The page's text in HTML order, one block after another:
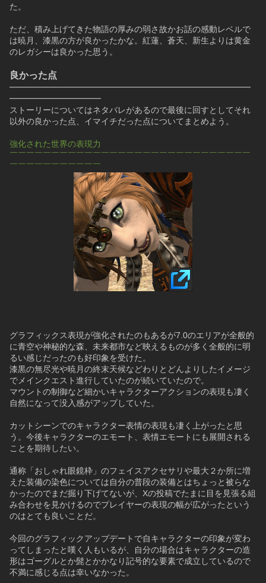
た。
ただ、積み上げてきた物語の厚みの弱さ故かお話の感動レベルで
は暁月、漆黒の方が良かったかな。紅蓮、蒼天、新生よりは黄金
のレガシーは良かった思う。
良かった点
━━━━━━━━━━━━━━━━━━━━━━━━━━━━━
━━━━━━━━━━━
ストーリーについてはネタバレがあるので最後に回すとしてそれ
以外の良かった点、イマイチだった点についてまとめよう。
強化された世界の表現力
￣￣￣￣￣￣￣￣￣￣￣￣￣￣￣￣￣￣￣￣￣￣￣￣￣￣￣￣￣
￣￣￣￣￣￣￣￣￣￣￣
グラフィックス表現が強化されたのもあるが7.0のエリアが全般的
に青空や神秘的な森、未来都市など映えるものが多く全般的に明
るい感じだったのも好印象を受けた。
漆黒の無尽光や暁月の終末天候などわりとどんよりしたイメージ
でメインクエスト進行していたのが続いていたので。
マウントの制御など細かいキャラクターアクションの表現も凄く
自然になって没入感がアップしていた。
カットシーンでのキャラクター表情の表現も凄く上がったと思
う。今後キャラクターのエモート、表情エモートにも展開される
ことを期待したい。
通称「おしゃれ眼鏡枠」のフェイスアクセサリや最大２か所に増
えた装備の染色については自分の普段の装備とはちょっと被らな
かったのでまだ掘り下げてないが、Xの投稿でたまに目を見張る組
み合わせを見かけるのでプレイヤーの表現の幅が広がったという
のはとても良いことだ。
今回のグラフィックアップデートで自キャラクターの印象が変わ
ってしまったと嘆く人もいるが、自分の場合はキャラクターの造
形はゴーグルとか髭とかかなり記号的な要素で成立しているので
不満に感じる点は幸いなかった。